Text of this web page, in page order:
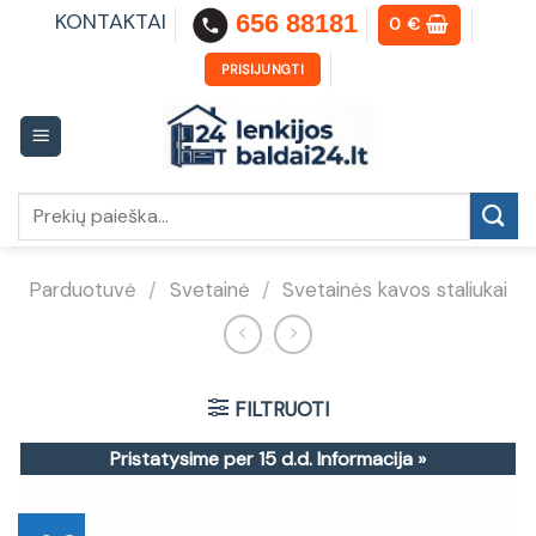
KONTAKTAI 656 88181 0€
PRISIJUNGTI
Parduotuvė / Svetainė / Svetainės kavos staliukai
FILTRUOTI
Pristatysime per 15 d.d.Informacija »